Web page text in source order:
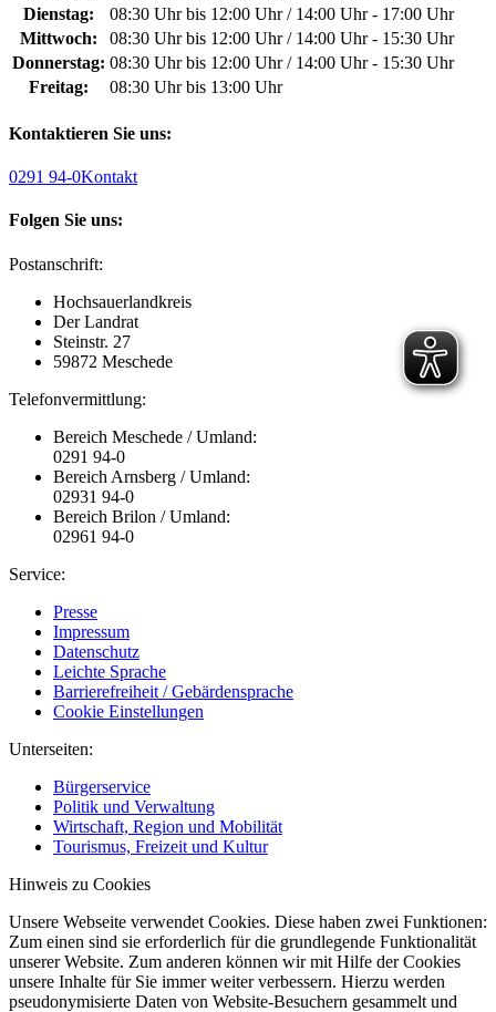
Dienstag:
08:30 Uhr bis 12:00 Uhr / 14:00 Uhr - 17:00 Uhr
Mittwoch:
08:30 Uhr bis 12:00 Uhr / 14:00 Uhr - 15:30 Uhr
Donnerstag: 08:30 Uhr bis 12:00 Uhr / 14:00 Uhr - 15:30 Uhr
Freitag:
08:30 Uhr bis 13:00 Uhr
Kontaktieren Sie uns:
0291 94-0Kontakt
Folgen Sie uns:
Postanschrift:
Hochsauerlandkreis
Der Landrat
Steinstr. 27
59872 Meschede
Telefonvermittlung:
Bereich Meschede / Umland:
0291 94-0
Bereich Arnsberg / Umland:
02931 94-0
Bereich Brilon / Umland:
02961 94-0
Service:
Presse
Impressum
Datenschutz
Leichte Sprache
Barrierefreiheit / Gebärdensprache
Cookie Einstellungen
Unterseiten:
Bürgerservice
Politik und Verwaltung
Wirtschaft, Region und Mobilität
Tourismus, Freizeit und Kultur
Hinweis zu Cookies
Unsere Webseite verwendet Cookies. Diese haben zwei Funktionen:
Zum einen sind sie erforderlich für die grundlegende Funktionalität
unserer Website. Zum anderen können wir mit Hilfe der Cookies
unsere Inhalte für Sie immer weiter verbessern. Hierzu werden
pseudonymisierte Daten von Website-Besuchern gesammelt und